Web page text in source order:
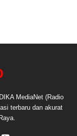
MediaNet (Radio
terbaru dan akurat